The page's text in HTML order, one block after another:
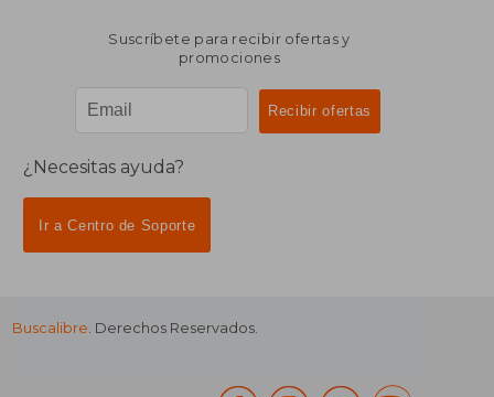
Suscríbete para recibir ofertas y
promociones
¿Necesitas ayuda?
Ir a Centro de Soporte
Buscalibre. Derechos Reservados.